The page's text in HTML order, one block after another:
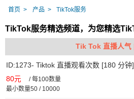
首页 产品 TikTok服务
TikTok服务精选频道，为您精选
Tik Tok 直播人气
ID:1273- Tiktok 直播观看次数 [180 分钟]
80元 /每100数量
最小数量50 / 10000